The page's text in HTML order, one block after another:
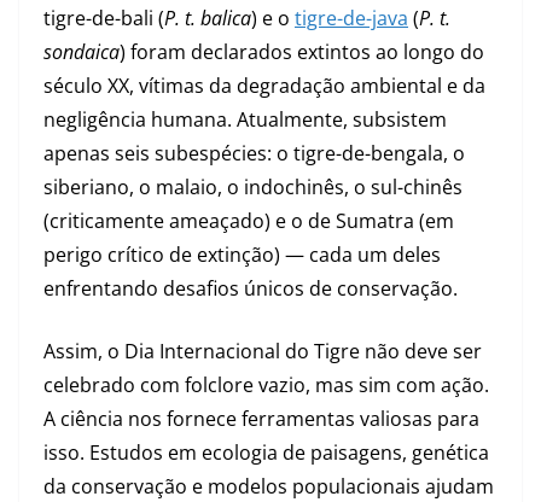
tigre-de-bali (P. t. balica) e o tigre-de-java (P. t.
sondaica) foram declarados extintos ao longo do
século XX, vítimas da degradação ambiental e da
negligência humana. Atualmente, subsistem
apenas seis subespécies: o tigre-de-bengala, o
siberiano, o malaio, o indochinês, o sul-chinês
(criticamente ameaçado) e o de Sumatra (em
perigo crítico de extinção) — cada um deles
enfrentando desafios únicos de conservação.
Assim, o Dia Internacional do Tigre não deve ser
celebrado com folclore vazio, mas sim com ação.
A ciência nos fornece ferramentas valiosas para
isso. Estudos em ecologia de paisagens, genética
da conservação e modelos populacionais ajudam